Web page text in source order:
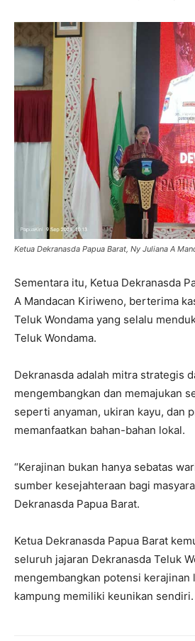
Ketua Dekranasda Papua Barat, Ny Juliana A
Sementara itu, Ketua Dekranasda
A Mandacan Kiriweno, berterima
Teluk Wondama yang selalu
Teluk Wondama.
Dekranasda adalah mitra strategis
mengembangkan dan memajukan
seperti anyaman, ukiran kayu, dan
memanfaatkan bahan-bahan lokal.
“Kerajinan bukan hanya sebatas
sumber kesejahteraan bagi
Dekranasda Papua Barat.
Ketua Dekranasda Papua Barat
seluruh jajaran Dekranasda Teluk
mengembangkan potensi kerajinan
kampung memiliki keunikan